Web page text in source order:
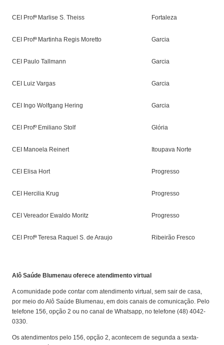
CEI Profª Marlise S. Theiss Fortaleza
CEI Profª Martinha Regis Moretto Garcia
CEI Paulo Tallmann Garcia
CEI Luiz Vargas Garcia
CEI Ingo Wolfgang Hering Garcia
CEI Profº Emiliano Stolf Glória
CEI Manoela Reinert Itoupava Norte
CEI Elisa Hort Progresso
CEI Hercilia Krug Progresso
CEI Vereador Ewaldo Moritz Progresso
CEI Profª Teresa Raquel S. de Araujo Ribeirão Fresco
Alô Saúde Blumenau oferece atendimento virtual
A comunidade pode contar com atendimento virtual, sem sair de casa,
por meio do Alô Saúde Blumenau, em dois canais de comunicação. Pelo
telefone 156, opção 2 ou no canal de Whatsapp, no telefone (48) 4042-
0330.
Os atendimentos pelo 156, opção 2, acontecem de segunda a sexta-